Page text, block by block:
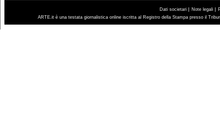
Dati societari | Note legali |
ARTE.it è una testata giornalistica online iscritta al Registro della Stampa presso il